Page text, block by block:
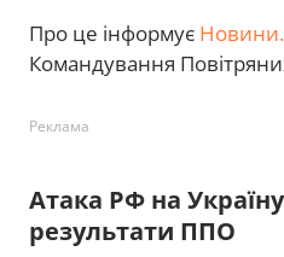
Про це інформує
Командування
Реклама
Атака РФ на
результати ППО